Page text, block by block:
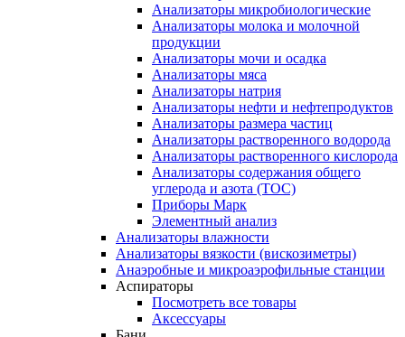
Анализаторы микробиологические
Анализаторы молока и молочной
продукции
Анализаторы мочи и осадка
Анализаторы мяса
Анализаторы натрия
Анализаторы нефти и нефтепродуктов
Анализаторы размера частиц
Анализаторы растворенного водорода
Анализаторы растворенного кислорода
Анализаторы содержания общего
углерода и азота (ТОС)
Приборы Марк
Элементный анализ
Анализаторы влажности
Анализаторы вязкости (вискозиметры)
Анаэробные и микроаэрофильные станции
Аспираторы
Посмотреть все товары
Аксессуары